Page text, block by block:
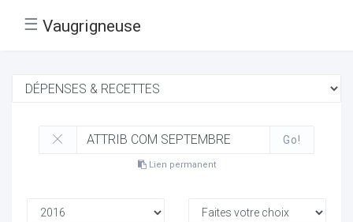
☰ Vaugrigneuse
Go!
Lien permanent